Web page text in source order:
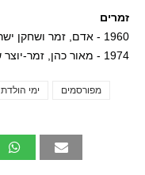
זמרים
1960 - אדם, זמר ושחקן ישראלי
1974 - מאור כהן, זמר-יוצר שחקן ובדרן ישראלי (סולן להקת זקני צפת)
ימי הולדת
מפורסמים